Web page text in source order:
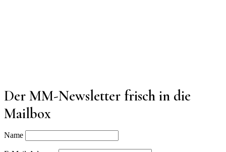
Der MM-Newsletter frisch in die
Mailbox
Name